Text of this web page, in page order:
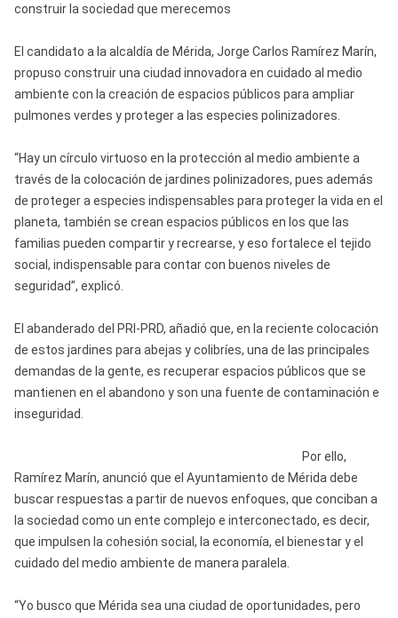
construir la sociedad que merecemos
El candidato a la alcaldía de Mérida, Jorge Carlos Ramírez Marín,
propuso construir una ciudad innovadora en cuidado al medio
ambiente con la creación de espacios públicos para ampliar
pulmones verdes y proteger a las especies polinizadores.
“Hay un círculo virtuoso en la protección al medio ambiente a
través de la colocación de jardines polinizadores, pues además
de proteger a especies indispensables para proteger la vida en el
planeta, también se crean espacios públicos en los que las
familias pueden compartir y recrearse, y eso fortalece el tejido
social, indispensable para contar con buenos niveles de
seguridad”, explicó.
El abanderado del PRI-PRD, añadió que, en la reciente colocación
de estos jardines para abejas y colibríes, una de las principales
demandas de la gente, es recuperar espacios públicos que se
mantienen en el abandono y son una fuente de contaminación e
inseguridad.
Por ello,
Ramírez Marín, anunció que el Ayuntamiento de Mérida debe
buscar respuestas a partir de nuevos enfoques, que conciban a
la sociedad como un ente complejo e interconectado, es decir,
que impulsen la cohesión social, la economía, el bienestar y el
cuidado del medio ambiente de manera paralela.
“Yo busco que Mérida sea una ciudad de oportunidades, pero